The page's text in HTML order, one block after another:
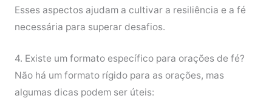
Esses aspectos ajudam a cultivar a resiliência e a fé
necessária para superar desafios.
4. Existe um formato específico para orações de fé?
Não há um formato rígido para as orações, mas
algumas dicas podem ser úteis: